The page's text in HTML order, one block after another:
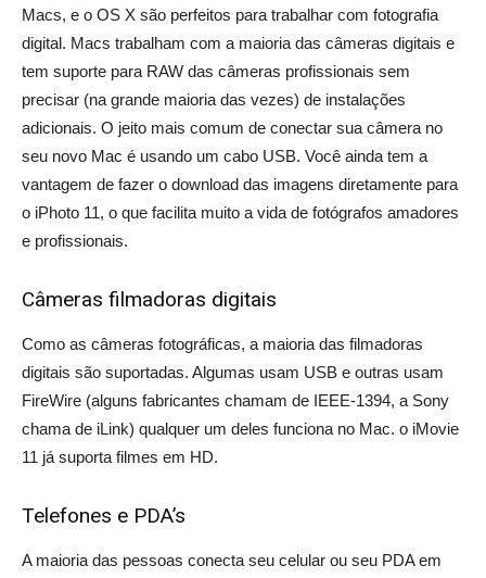
Macs, e o OS X são perfeitos para trabalhar com fotografia
digital. Macs trabalham com a maioria das câmeras digitais e
tem suporte para RAW das câmeras profissionais sem
precisar (na grande maioria das vezes) de instalações
adicionais. O jeito mais comum de conectar sua câmera no
seu novo Mac é usando um cabo USB. Você ainda tem a
vantagem de fazer o download das imagens diretamente para
o iPhoto 11, o que facilita muito a vida de fotógrafos amadores
e profissionais.
Câmeras filmadoras digitais
Como as câmeras fotográficas, a maioria das filmadoras
digitais são suportadas. Algumas usam USB e outras usam
FireWire (alguns fabricantes chamam de IEEE-1394, a Sony
chama de iLink) qualquer um deles funciona no Mac. o iMovie
11 já suporta filmes em HD.
Telefones e PDA’s
A maioria das pessoas conecta seu celular ou seu PDA em